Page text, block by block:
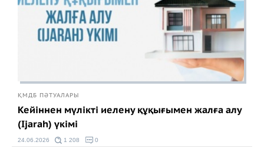
ҚМДБ ПӘТУАЛАРЫ
Кейіннен мүлікті иелену құқығымен жалға алу
(Ijarah) үкімі
24.06.2026 1 208 0